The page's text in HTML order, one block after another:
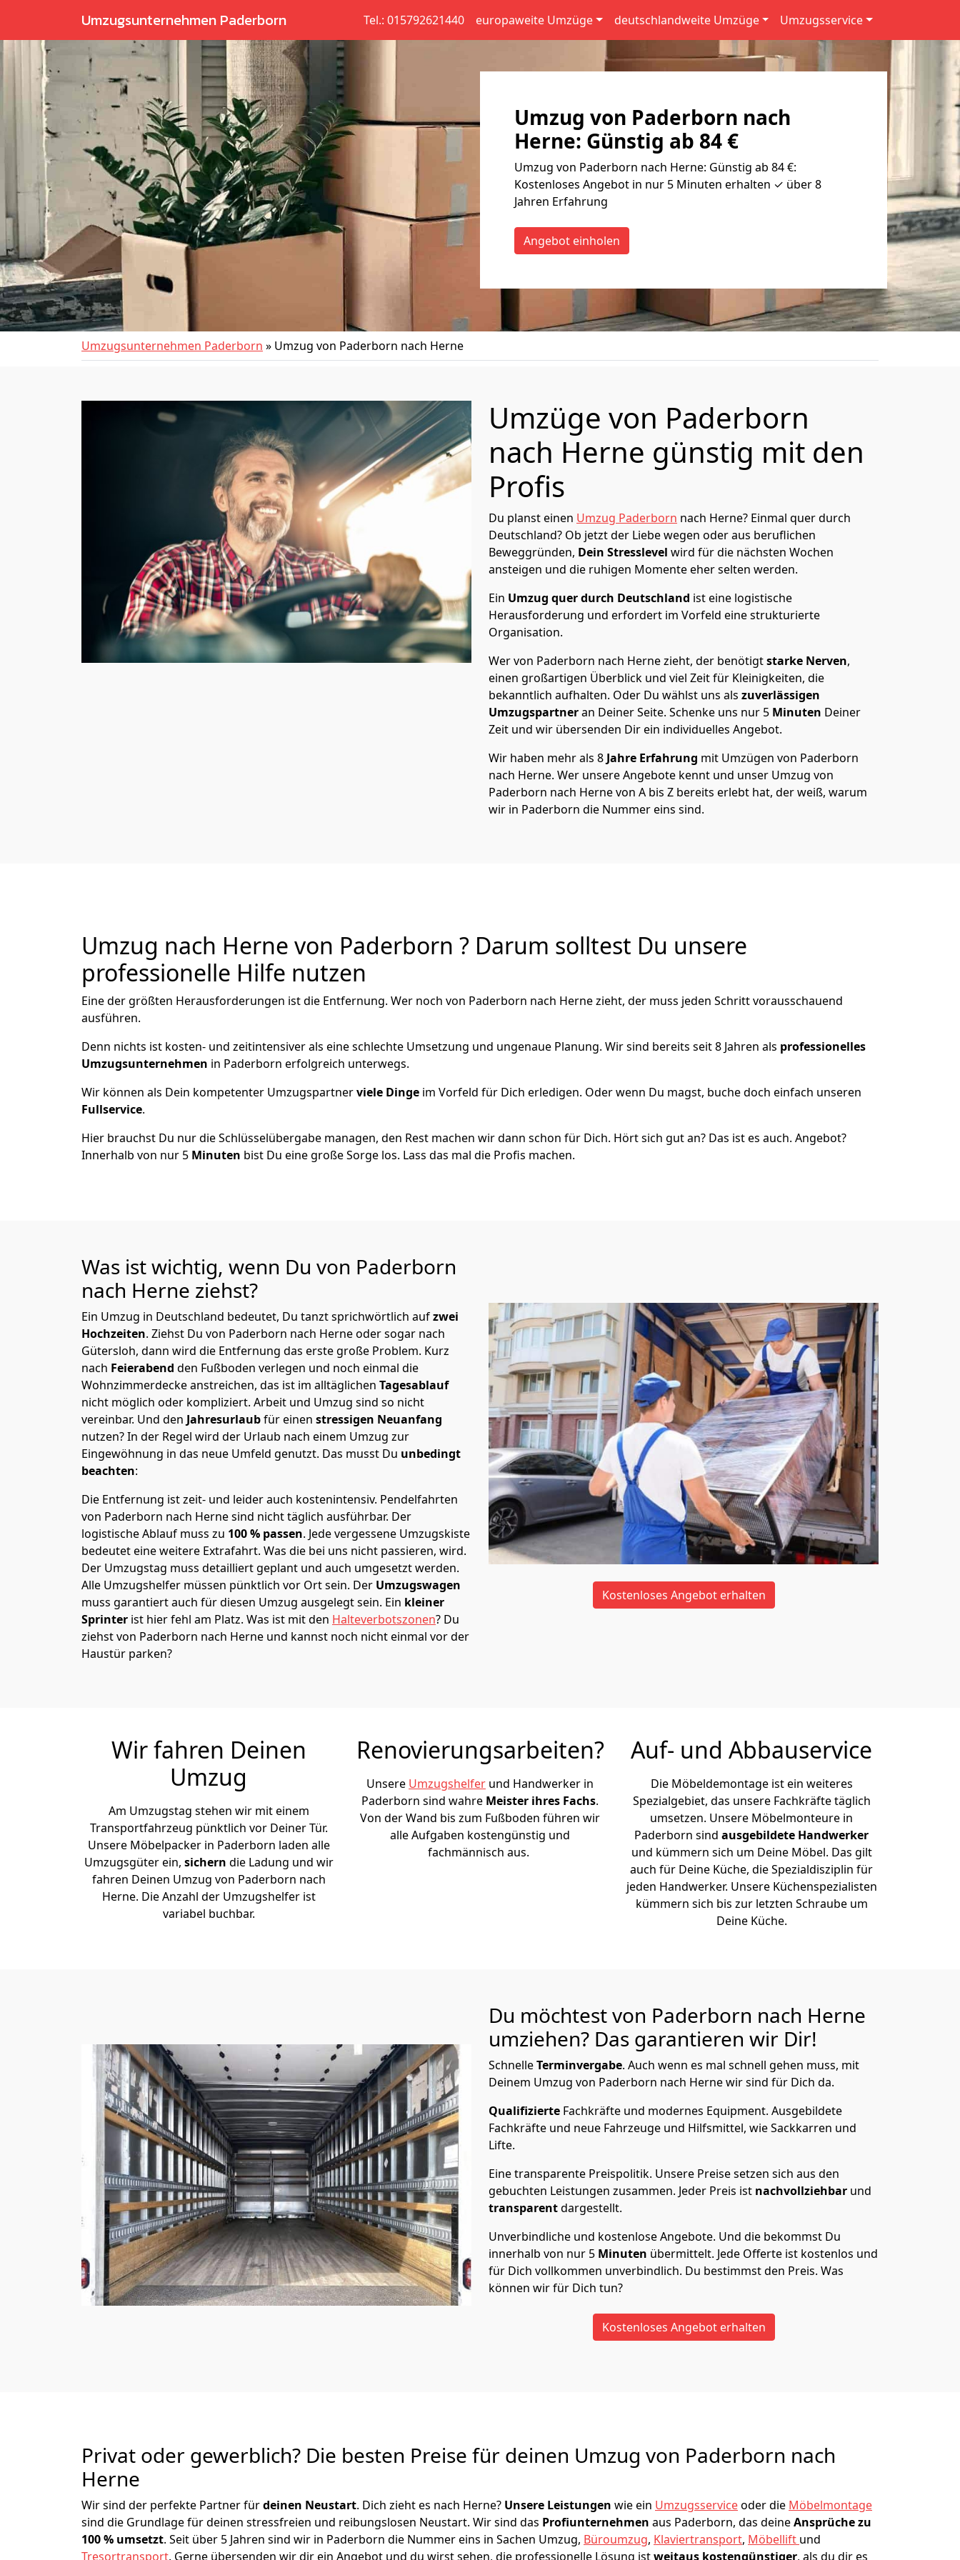
Umzugsunternehmen Paderborn Tel.: 015792621440 europaweite Umzüge deutschlandweite Umzüge Umzugsservice
Umzug von Paderborn nach
Herne: Günstig ab 84 €
Umzug von Paderborn nach Herne: Günstig ab 84 €:
Kostenloses Angebot in nur 5 Minuten erhalten ✓ über 8
Jahren Erfahrung
Angebot einholen
Umzugsunternehmen Paderborn » Umzug von Paderborn nach Herne
Umzüge von Paderborn
nach Herne günstig mit den
Profis
Du planst einen Umzug Paderborn nach Herne? Einmal quer durch
Deutschland? Ob jetzt der Liebe wegen oder aus beruflichen
Beweggründen, Dein Stresslevel wird für die nächsten Wochen
ansteigen und die ruhigen Momente eher selten werden.
Ein Umzug quer durch Deutschland ist eine logistische
Herausforderung und erfordert im Vorfeld eine strukturierte
Organisation.
Wer von Paderborn nach Herne zieht, der benötigtstarke Nerven,
einen großartigen Überblick und viel Zeit für Kleinigkeiten, die
bekanntlich aufhalten. Oder Du wählst uns als zuverlässigen
Umzugspartneran Deiner Seite. Schenke uns nur 5 Minuten Deiner
Zeit und wir übersenden Dir ein individuelles Angebot.
Wir haben mehr als 8 Jahre Erfahrung mit Umzügen von Paderborn
nach Herne. Wer unsere Angebote kennt und unser Umzug von
Paderborn nach Herne von A bis Z bereits erlebt hat, der weiß, warum
wir in Paderborn die Nummer eins sind.
Umzug nach Herne von Paderborn ? Darum solltest Du unsere
professionelle Hilfe nutzen
Eine der größten Herausforderungen ist die Entfernung. Wer noch von Paderborn nach Herne zieht, der muss jeden Schritt vorausschauend
ausführen.
Denn nichts ist kosten- und zeitintensiver als eine schlechte Umsetzung und ungenaue Planung. Wir sind bereits seit 8 Jahren als professionelles
Umzugsunternehmen in Paderborn erfolgreich unterwegs.
Wir können als Dein kompetenter Umzugspartnerviele Dinge im Vorfeld für Dich erledigen. Oder wenn Du magst, buche doch einfach unseren
Fullservice.
Hier brauchst Du nur die Schlüsselübergabe managen, den Rest machen wir dann schon für Dich. Hört sich gut an? Das ist es auch. Angebot?
Innerhalb von nur 5 Minuten bist Du eine große Sorge los. Lass das mal die Profis machen.
Was ist wichtig, wenn Du von Paderborn
nach Herne ziehst?
Ein Umzug in Deutschland bedeutet, Du tanzt sprichwörtlich aufzwei
Hochzeiten. Ziehst Du von Paderborn nach Herne oder sogar nach
Gütersloh, dann wird die Entfernung das erste große Problem. Kurz
nach Feierabend den Fußboden verlegen und noch einmal die
Wohnzimmerdecke anstreichen, das ist im alltäglichen Tagesablauf
nicht möglich oder kompliziert. Arbeit und Umzug sind so nicht
vereinbar. Und den Jahresurlaubfür einen stressigen Neuanfang
nutzen? In der Regel wird der Urlaub nach einem Umzug zur
Eingewöhnung in das neue Umfeld genutzt. Das musst Du unbedingt
beachten:
Die Entfernung ist zeit- und leider auch kostenintensiv. Pendelfahrten
von Paderborn nach Herne sind nicht täglich ausführbar. Der
logistische Ablauf muss zu 100 % passen. Jede vergessene Umzugskiste
bedeutet eine weitere Extrafahrt. Was die bei uns nicht passieren, wird.
Der Umzugstag muss detailliert geplant und auch umgesetzt werden.
Alle Umzugshelfer müssen pünktlich vor Ort sein. Der Umzugswagen
muss garantiert auch für diesen Umzug ausgelegt sein. Ein kleiner
Sprinter ist hier fehl am Platz. Was ist mit den Halteverbotszonen? Du
ziehst von Paderborn nach Herne und kannst noch nicht einmal vor der
Haustür parken?
Kostenloses Angebot erhalten
Wir fahren Deinen
Umzug
Am Umzugstag stehen wir mit einem
Transportfahrzeug pünktlich vor Deiner Tür.
Unsere Möbelpacker in Paderborn laden alle
Umzugsgüter ein, sichern die Ladung und wir
fahren Deinen Umzug von Paderborn nach
Herne. Die Anzahl der Umzugshelfer ist
variabel buchbar.
Renovierungsarbeiten?
Unsere Umzugshelfer und Handwerker in
Paderborn sind wahre Meister ihres Fachs.
Von der Wand bis zum Fußboden führen wir
alle Aufgaben kostengünstig und
fachmännisch aus.
Auf- und Abbauservice
Die Möbeldemontage ist ein weiteres
Spezialgebiet, das unsere Fachkräfte täglich
umsetzen. Unsere Möbelmonteure in
Paderborn sind ausgebildete Handwerker
und kümmern sich um Deine Möbel. Das gilt
auch für Deine Küche, die Spezialdisziplin für
jeden Handwerker. Unsere Küchenspezialisten
kümmern sich bis zur letzten Schraube um
Deine Küche.
Du möchtest von Paderborn nach Herne
umziehen? Das garantieren wir Dir!
SchnelleTerminvergabe. Auch wenn es mal schnell gehen muss, mit
Deinem Umzug von Paderborn nach Herne wir sind für Dich da.
Qualifizierte Fachkräfte und modernes Equipment. Ausgebildete
Fachkräfte und neue Fahrzeuge und Hilfsmittel, wie Sackkarren und
Lifte.
Eine transparente Preispolitik. Unsere Preise setzen sich aus den
gebuchten Leistungen zusammen. Jeder Preis ist nachvollziehbar und
transparentdargestellt.
Unverbindliche und kostenlose Angebote. Und die bekommst Du
innerhalb von nur 5 Minuten übermittelt. Jede Offerte ist kostenlos und
für Dich vollkommen unverbindlich. Du bestimmst den Preis. Was
können wir für Dich tun?
Kostenloses Angebot erhalten
Privat oder gewerblich? Die besten Preise für deinen Umzug von Paderborn nach
Herne
Wir sind der perfekte Partner fürdeinen Neustart. Dich zieht es nach Herne? Unsere Leistungen wie ein Umzugsserviceoder die Möbelmontage
sind die Grundlage für deinen stressfreien und reibungslosen Neustart. Wir sind das Profiunternehmen aus Paderborn, das deineAnsprüche zu
100 % umsetzt. Seit über 5 Jahren sind wir in Paderborn die Nummer eins in Sachen Umzug, Büroumzug, Klaviertransport, Möbellift und
Tresortransport. Gerne übersenden wir dir ein Angebot und du wirst sehen, die professionelle Lösung istweitaus kostengünstiger, als du dir es